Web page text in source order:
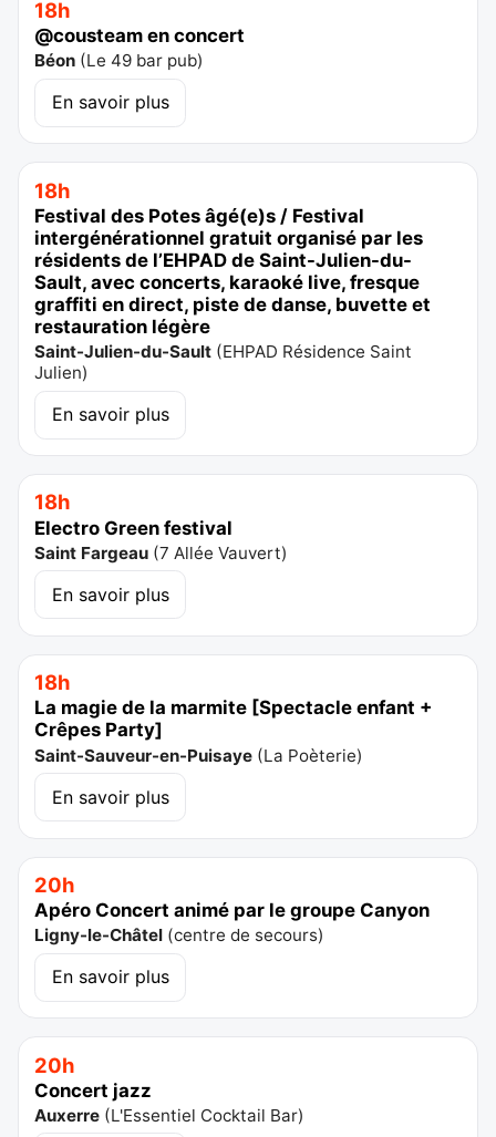
18h
@cousteam en concert
Béon (Le 49 bar pub)
En savoir plus
18h
Festival des Potes âgé(e)s / Festival
intergénérationnel gratuit organisé par les
résidents de l’EHPAD de Saint-Julien-du-
Sault, avec concerts, karaoké live, fresque
graffiti en direct, piste de danse, buvette et
restauration légère
Saint-Julien-du-Sault (EHPAD Résidence Saint
Julien)
En savoir plus
18h
Electro Green festival
Saint Fargeau (7 Allée Vauvert)
En savoir plus
18h
La magie de la marmite [Spectacle enfant +
Crêpes Party]
Saint-Sauveur-en-Puisaye (La Poèterie)
En savoir plus
20h
Apéro Concert animé par le groupe Canyon
Ligny-le-Châtel (centre de secours)
En savoir plus
20h
Concert jazz
Auxerre (L'Essentiel Cocktail Bar)